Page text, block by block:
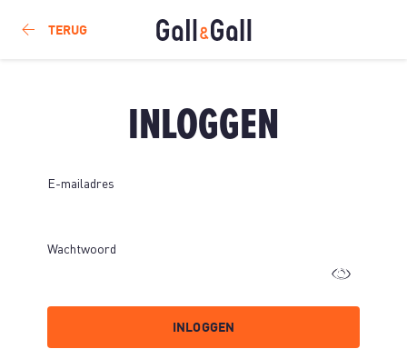
TERUG
INLOGGEN
E-mailadres
Wachtwoord
INLOGGEN